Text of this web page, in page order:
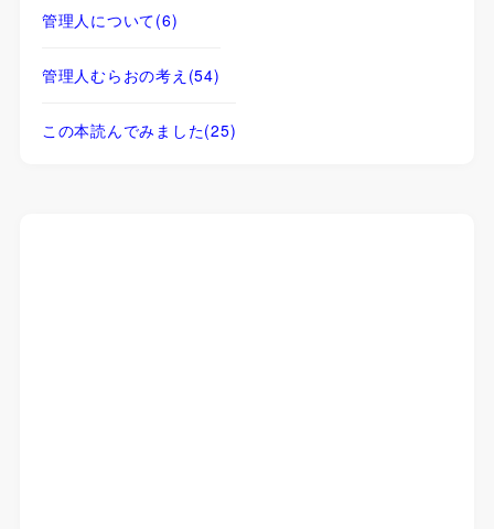
管理人について(6)
管理人むらおの考え (54)
この本読んでみました(25)